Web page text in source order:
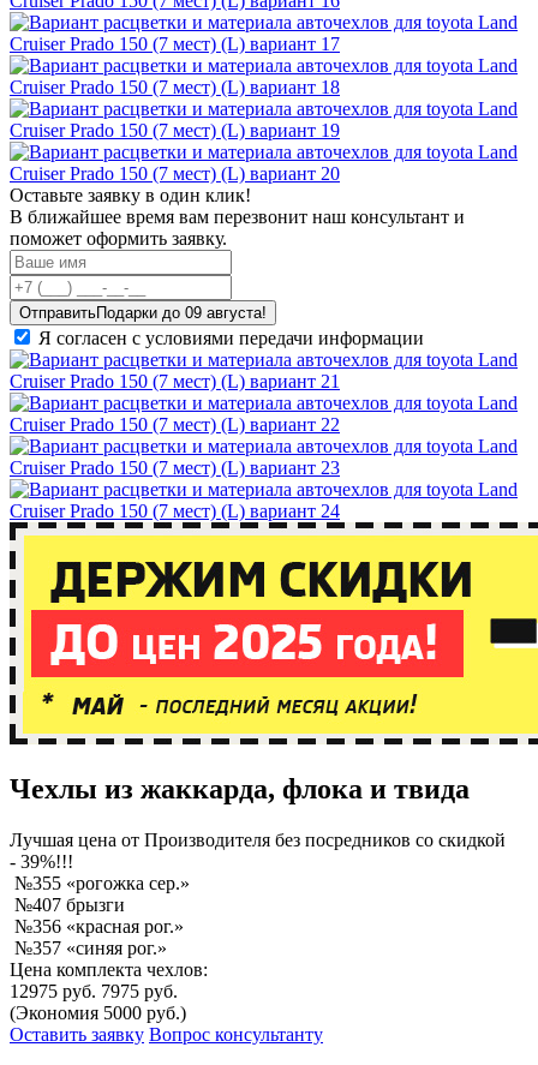
Оставьте заявку в один клик!
В ближайшее время вам перезвонит наш консультант и
поможет оформить заявку.
Отправить
Я согласен с условиями передачи информации
Чехлы из жаккарда, флока и твида
Лучшая цена от Производителя без посредников со скидкой
- 39%!!!
№355 «рогожка сер.»
№407 брызги
№356 «красная рог.»
№357 «синяя рог.»
Цена комплекта чехлов:
12975 руб. 7975 руб.
(Экономия 5000 руб.)
Оставить заявку Вопрос консультанту